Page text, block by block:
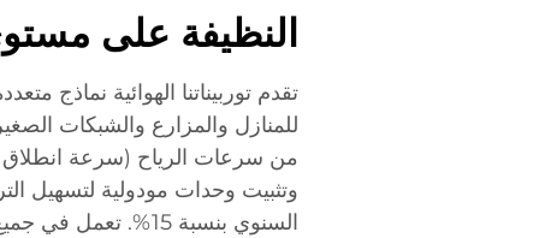
النظيفة على
للمنازل والمزارع والشبكات
وتثبيت وحدات مودولية لتسهيل
السنوي بنسبة 15%.